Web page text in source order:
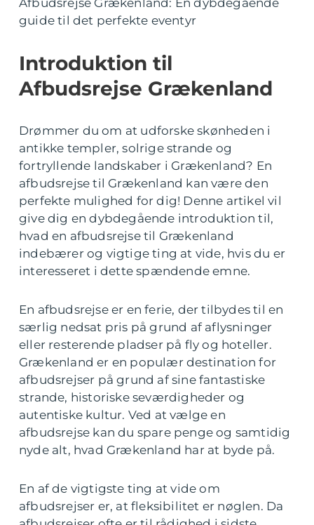
Afbudsrejse Grækenland: En dybdegående
guide til det perfekte eventyr
Introduktion til
Afbudsrejse Grækenland
Drømmer du om at udforske skønheden i
antikke templer, solrige strande og
fortryllende landskaber i Grækenland? En
afbudsrejse til Grækenland kan være den
perfekte mulighed for dig! Denne artikel vil
give dig en dybdegående introduktion til,
hvad en afbudsrejse til Grækenland
indebærer og vigtige ting at vide, hvis du er
interesseret i dette spændende emne.
En afbudsrejse er en ferie, der tilbydes til en
særlig nedsat pris på grund af aflysninger
eller resterende pladser på fly og hoteller.
Grækenland er en populær destination for
afbudsrejser på grund af sine fantastiske
strande, historiske seværdigheder og
autentiske kultur. Ved at vælge en
afbudsrejse kan du spare penge og samtidig
nyde alt, hvad Grækenland har at byde på.
En af de vigtigste ting at vide om
afbudsrejser er, at fleksibilitet er nøglen. Da